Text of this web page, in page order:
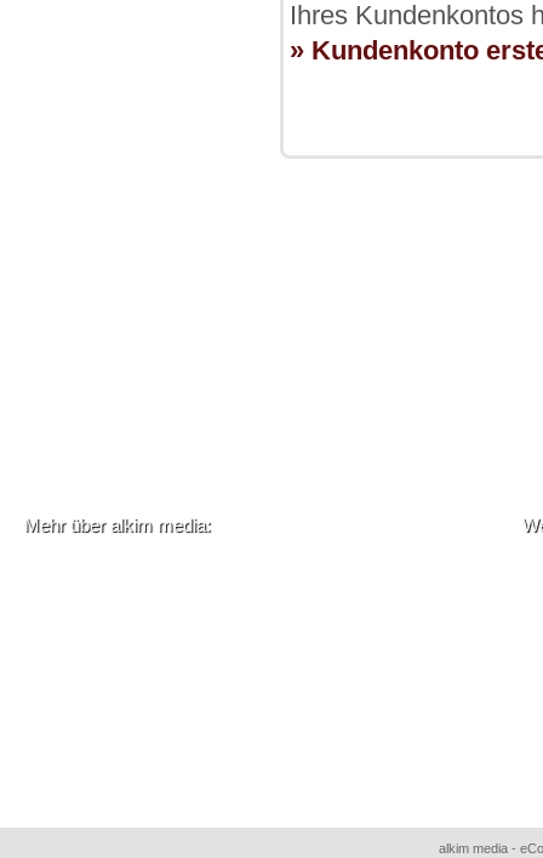
Ihres Kundenkontos
» Kundenkonto
Mehr über alkim media:
alkim media -